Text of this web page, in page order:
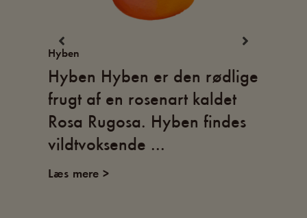
Hyben
Hyben Hyben er den rødlige
frugt af en rosenart kaldet
Rosa Rugosa. Hyben findes
vildtvoksende ...
Læs mere >